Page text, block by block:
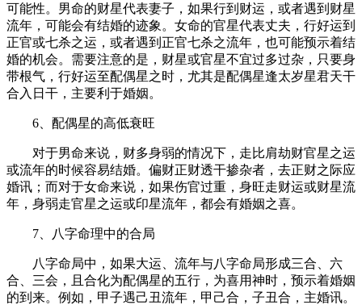
可能性。男命的财星代表妻子，如果行到财运，或者遇到财星
流年，可能会有结婚的迹象。女命的官星代表丈夫，行好运到
正官或七杀之运，或者遇到正官七杀之流年，也可能预示着结
婚的机会。需要注意的是，财星或官星不宜过多过杂，只要身
带根气，行好运至配偶星之时，尤其是配偶星逢太岁星君天干
合入日干，主要利于婚姻。
6、配偶星的高低衰旺
对于男命来说，财多身弱的情况下，走比肩劫财官星之运
或流年的时候容易结婚。偏财正财透干掺杂者，去正财之际应
婚讯；而对于女命来说，如果伤官过重，身旺走财运或财星流
年，身弱走官星之运或印星流年，都会有婚姻之喜。
7、八字命理中的合局
八字命局中，如果大运、流年与八字命局形成三合、六
合、三会，且合化为配偶星的五行，为喜用神时，预示着婚姻
的到来。例如，甲子遇己丑流年，甲己合，子丑合，主婚讯。